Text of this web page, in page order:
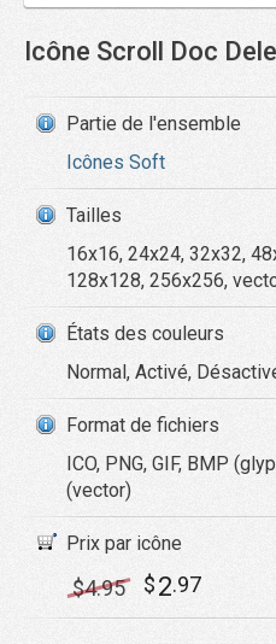
Icône Scroll Doc
Partie de l'ensemble
Icônes Soft
Tailles
16x16, 24x24, 32x32,
128x128, 256x256,
États des couleurs
Normal, Activé,
Format de fichiers
ICO, PNG, GIF, BMP
(vector)
Prix par icône
$4.95 $2.97